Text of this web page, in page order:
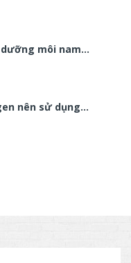
môi nam…
nên sử dụng…